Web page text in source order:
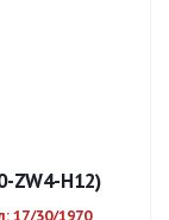
ZW4-H12)
17/30/1970